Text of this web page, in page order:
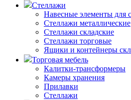
Стеллажи
Навесные элементы для
Стеллажи металлические
Стеллажи складские
Стеллажи торговые
Ящики и контейнеры
Торговая мебель
Калитки-трансформеры
Камеры хранения
Прилавки
Стеллажи